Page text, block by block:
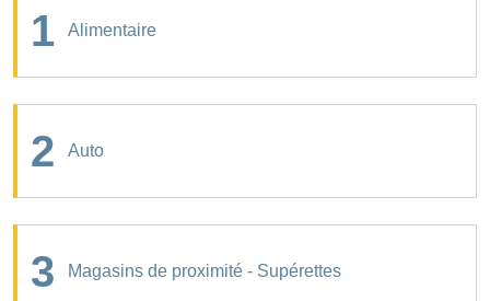
1 Alimentaire
2 Auto
3 Magasins de proximité - Supérettes